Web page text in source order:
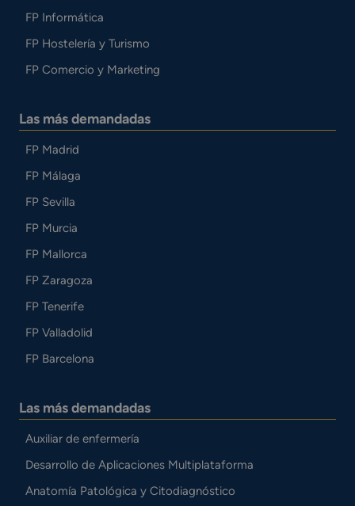
FP Informática
FP Hostelería y Turismo
FP Comercio y Marketing
Las más demandadas
FP Madrid
FP Málaga
FP Sevilla
FP Murcia
FP Mallorca
FP Zaragoza
FP Tenerife
FP Valladolid
FP Barcelona
Las más demandadas
Auxiliar de enfermería
Desarrollo de Aplicaciones Multiplataforma
Anatomía Patológica y Citodiagnóstico